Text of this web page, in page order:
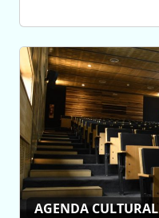
AGENDA CULTURAL